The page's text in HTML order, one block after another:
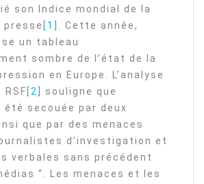
son Indice mondial de la
presse [1]
. Cette année,
un tableau
sombre de l’état de la
en Europe. L’analyse
[2]
souligne que
été secouée par deux
que par des menaces
d’investigation et
verbales sans précédent
“. Les menaces et les